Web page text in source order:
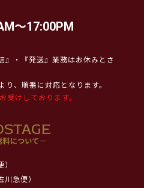
～17:00PM
』・『発送』業務はお休みとさ
、順番に対応となります。
けしております。
急便）